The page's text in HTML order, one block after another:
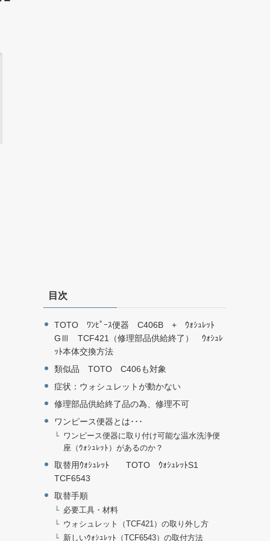
目次
TOTO ﾜﾝﾋﾟｰｽ便器 C406B + ｳｫｼｭﾚｯﾄ
GⅢ TCF421（修理部品供給終了） ｳｫｼｭﾚ
ｯﾄ本体交換方法
類似品 TOTO C406も対象
症状：ウォシュレットが動かない
修理部品供給終了品の為、修理不可
ワンピース便器とは･･･
ワンピース便器に取り付け可能な温水洗浄便
座（ｳｫｼｭﾚｯﾄ）があるのか？
取替用ｳｫｼｭﾚｯﾄ TOTO ｳｫｼｭﾚｯﾄS1
TCF6543
取替手順
必要工具・材料
ウォシュレット（TCF421）の取り外し方
新しいｳｫｼｭﾚｯﾄ（TCF6543）の取付方法